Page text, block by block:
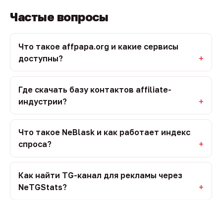
Частые вопросы
Что такое affpapa.org и какие сервисы
доступны?
Где скачать базу контактов affiliate-
индустрии?
Что такое NeBlask и как работает индекс
спроса?
Как найти TG-канал для рекламы через
NeTGStats?